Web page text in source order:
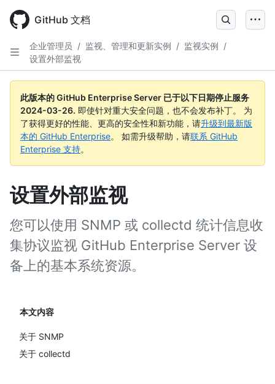
main
content
GitHub 文档
企业管理员 / 监视、管理和更新实例 / 监视实例 /
设置外部监视
此版本的 GitHub Enterprise Server 已于以下日期停止服务
2024-03-26. 即使针对重大安全问题，也不会发布补丁。 为
了获得更好的性能、更高的安全性和新功能，请升级到最新版
本的 GitHub Enterprise。 如需升级帮助，请联系 GitHub
Enterprise 支持。
设置外部监视
您可以使用 SNMP 或 collectd 统计信息收
集协议监视 GitHub Enterprise Server 设
备上的基本系统资源。
本文内容
关于 SNMP
关于 collectd